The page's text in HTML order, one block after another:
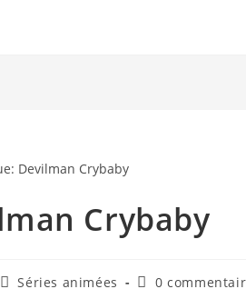
Crybaby
PostSéries animées
Commentaires
0